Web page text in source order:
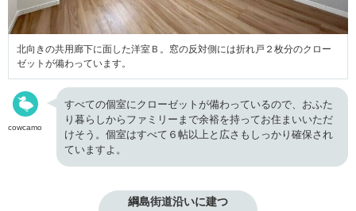
北向きの共用廊下に面した洋室Ｂ。窓の反対側には折れ戸２枚分のクロー
ゼットが備わっています。
cowcamo
すべての個室にクローゼットが備わっているので、おふた
り暮らしからファミリーまで余裕を持ってお住まいいただ
けそう。個室はすべて６帖以上と広さもしっかり確保され
ていますよ。
綱島街道沿いに建つ